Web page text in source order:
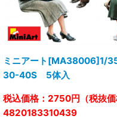
ミニアート[MA38006]1/
30-40S 5体入
税込価格：2750円（税抜
4820183310439